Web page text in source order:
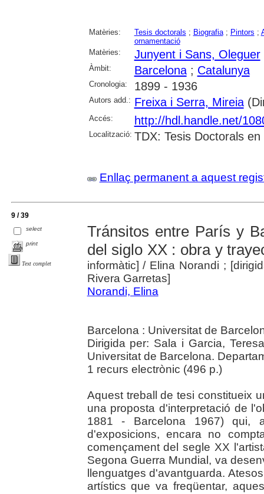
Matèries: Tesis doctorals ; Biografia; Pintors ;
ornamentació
Matèries:
Junyent i Sans, Oleguer
Àmbit: Barcelona; Catalunya
Cronologia: 1899 - 1936
Autors add.: Freixa i Serra, Mireia
Accés: http://hdl.handle.net/
Localització: TDX: Tesis Doctorals en
Enllaç permanent a aquest
9 / 39
select
print
Text complet
Tránsitos entre París y
del siglo XX : obra y
informàtic]/ Elina Norandi ;
Rivera Garretas]
Norandi, Elina
Barcelona : Universitat de
Dirigida per: Sala i Garcia,
Universitat de Barcelona.
1 recurs electrònic (496 p.)
Aquest treball de tesi constitueix
una proposta d'interpretació de
1881 - Barcelona 1967) qui,
d'exposicions, encara no
començament del segle XX
Segona Guerra Mundial, va
llenguatges d'avantguarda.
artístics que va freqüentar,